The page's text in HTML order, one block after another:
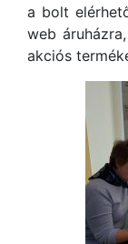
a bolt
web
akciós